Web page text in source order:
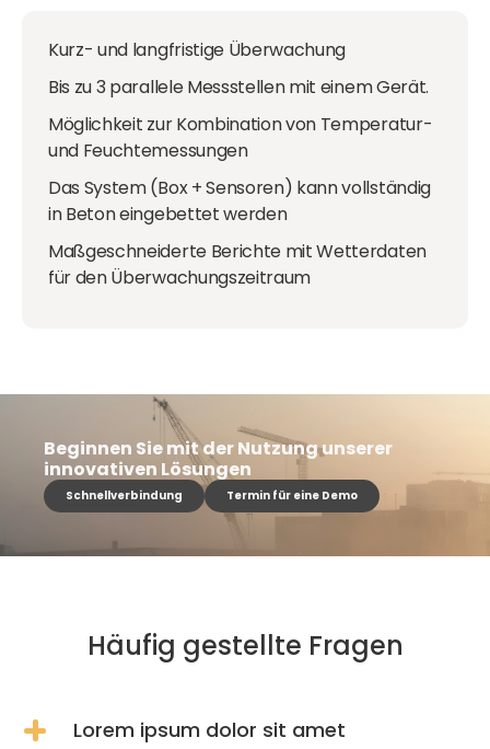
Kurz- und langfristige Überwachung
Bis zu 3 parallele Messstellen mit einem Gerät.
Möglichkeit zur Kombination von Temperatur-
und Feuchtemessungen
Das System (Box + Sensoren) kann vollständig
in Beton eingebettet werden
Maßgeschneiderte Berichte mit Wetterdaten
für den Überwachungszeitraum
Beginnen Sie mit der Nutzung unserer
innovativen Lösungen
Schnellverbindung Termin für eine Demo
Häufig gestellte Fragen
Lorem ipsum dolor sit amet